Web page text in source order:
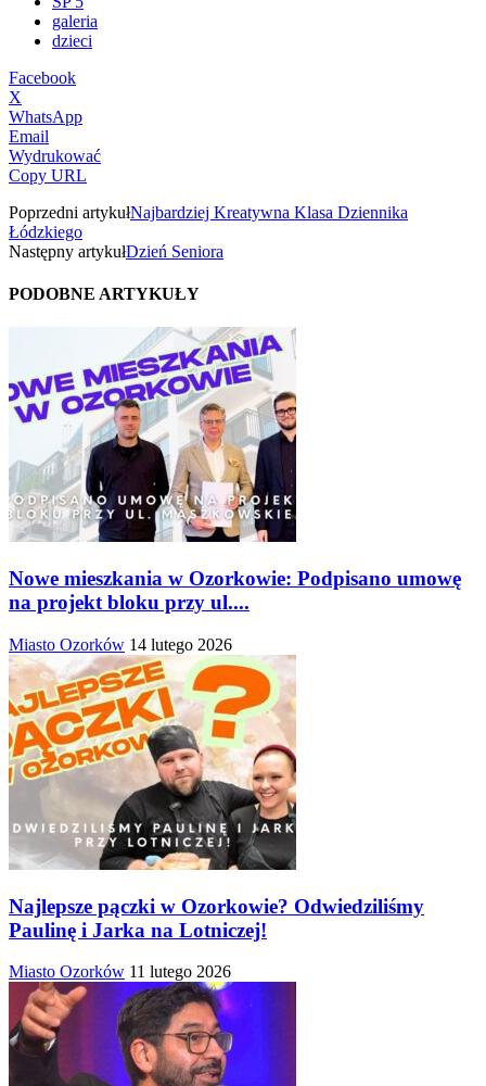
galeria
dzieci
Facebook
X
WhatsApp
Email
Wydrukować
Copy URL
Poprzedni artykułNajbardziej Kreatywna Klasa Dziennika
Łódzkiego
Następny artykułDzień Seniora
PODOBNE ARTYKUŁY
Nowe mieszkania w Ozorkowie: Podpisano umowę
na projekt bloku przy ul....
Miasto Ozorków 14 lutego 2026
Najlepsze pączki w Ozorkowie? Odwiedziliśmy
Paulinę i Jarka na Lotniczej!
Miasto Ozorków 11 lutego 2026